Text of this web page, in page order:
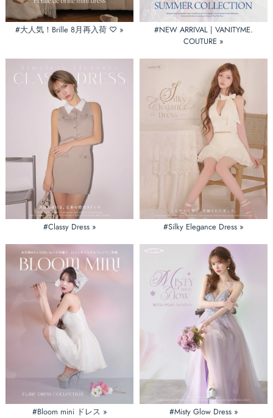
#大人気！Brille 8月再入荷 ♡ »
#NEW ARRIVAL | VANITYME.
COUTURE »
#Classy Dress » #Silky Elegance Dress »
#Bloom mini ドレス » #Misty Glow Dress »